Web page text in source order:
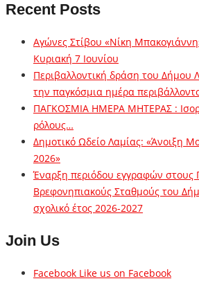
Recent Posts
Αγώνες Στίβου «Νίκη
Κυριακή 7 Ιουνίου
Περιβαλλοντική δράση του Δήμου
την παγκόσμια ημέρα
ΠΑΓΚΟΣΜΙΑ ΗΜΕΡΑ ΜΗΤΕΡΑΣ :
ρόλους…
Δημοτικό Ωδείο Λαμίας: «Άνοιξη
2026»
Έναρξη περιόδου εγγραφών στους
Βρεφονηπιακούς Σταθμούς του
σχολικό έτος 2026-2027
Join Us
Facebook Like us on Facebook